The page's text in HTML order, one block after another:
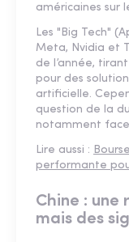
américaines sur
Les "Big Tech"
Meta, Nvidia et
de l’année,
pour des
artificielle.
question de la
notamment
Lire aussi :
performante
Chine : une
mais des